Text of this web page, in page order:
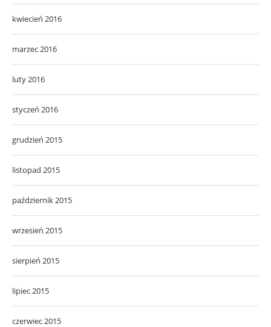
kwiecień 2016
marzec 2016
luty 2016
styczeń 2016
grudzień 2015
listopad 2015
październik 2015
wrzesień 2015
sierpień 2015
lipiec 2015
czerwiec 2015